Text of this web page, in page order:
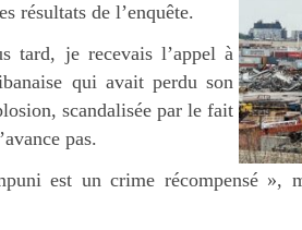
résultats de l’enquête.
tard, je recevais l’appel à
qui avait perdu son
scandalisée par le fait
pas.
est un crime récompensé »,